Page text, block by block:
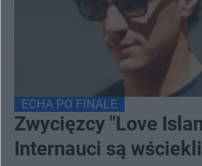
ECHA PO FINALE
Zwycięzcy "Love Island" w ogniu krytyki.
Internauci są wściekli